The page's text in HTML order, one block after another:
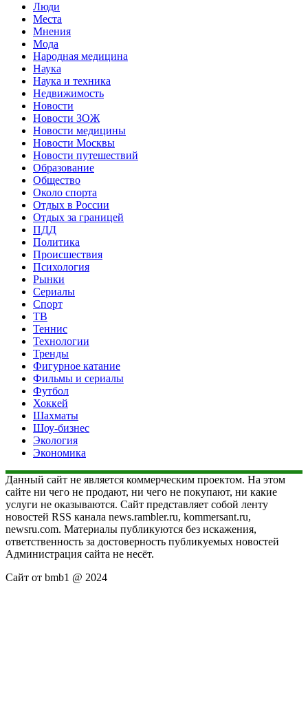
Люди
Места
Мнения
Мода
Народная медицина
Наука
Наука и техника
Недвижимость
Новости
Новости ЗОЖ
Новости медицины
Новости Москвы
Новости путешествий
Образование
Общество
Около спорта
Отдых в России
Отдых за границей
ПДД
Политика
Происшествия
Психология
Рынки
Сериалы
Спорт
ТВ
Теннис
Технологии
Тренды
Фигурное катание
Фильмы и сериалы
Футбол
Хоккей
Шахматы
Шоу-бизнес
Экология
Экономика
Данный сайт не является коммерческим проектом. На этом
сайте ни чего не продают, ни чего не покупают, ни какие
услуги не оказываются. Сайт представляет собой ленту
новостей RSS канала news.rambler.ru, kommersant.ru,
newsru.com. Материалы публикуются без искажения,
ответственность за достоверность публикуемых новостей
Администрация сайта не несёт.
Сайт от bmb1 @ 2024